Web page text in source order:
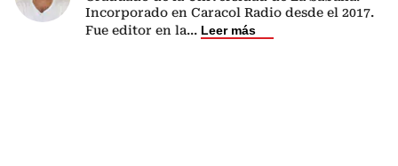
Incorporado en Caracol Radio desde el 2017.
Fue editor en la... Leer más